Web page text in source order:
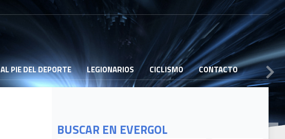
AL PIE DEL DEPORTE LEGIONARIOS CICLISMO CONTACTO
BUSCAR EN EVERGOL